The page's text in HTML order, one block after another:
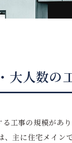
大人数の
工事の規模があり
主に住宅メイン